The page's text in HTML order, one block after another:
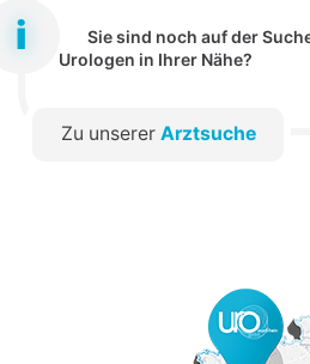
Sie sind noch auf der
Urologen in Ihrer Nähe?
Zu unserer Arztsuche